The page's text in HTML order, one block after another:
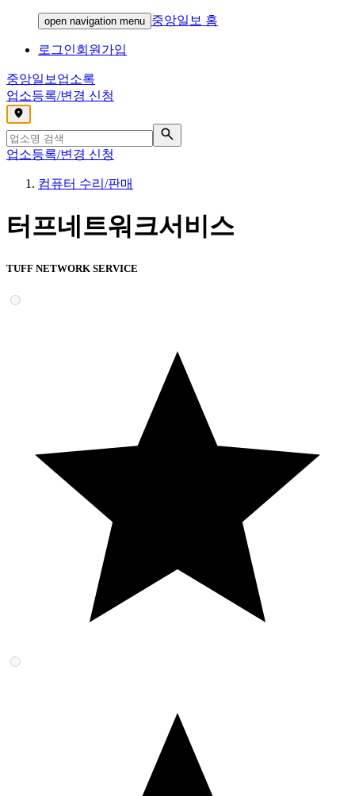
open navigation menu 중앙일보 홈
로그인회원가입
중앙일보 업소록
업소등록/변경 신청
,
업소등록/변경 신청
컴퓨터 수리/판매
터프네트워크서비스
TUFF NETWORK SERVICE